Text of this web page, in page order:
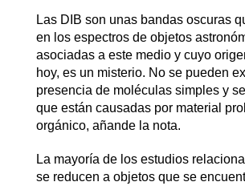
Las DIB son unas bandas oscuras
en los espectros de objetos
asociadas a este medio y cuyo
hoy, es un misterio. No se pueden
presencia de moléculas simples y
que están causadas por material
orgánico, añande la nota.
La mayoría de los estudios
se reducen a objetos que se